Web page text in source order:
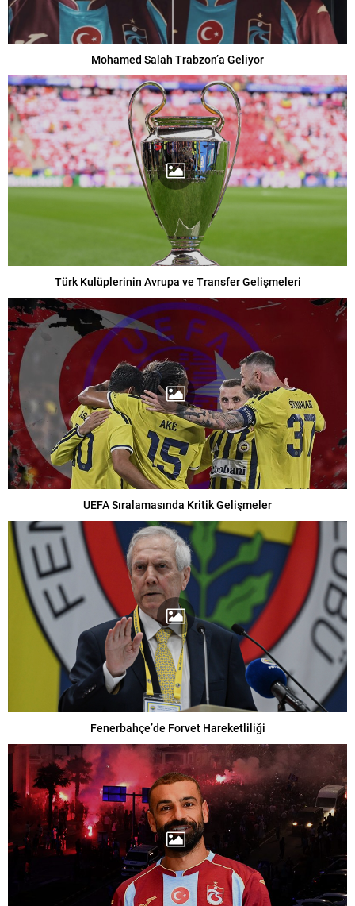
Mohamed Salah Trabzon’a Geliyor
Türk Kulüplerinin Avrupa ve Transfer Gelişmeleri
UEFA Sıralamasında Kritik Gelişmeler
Fenerbahçe’de Forvet Hareketliliği